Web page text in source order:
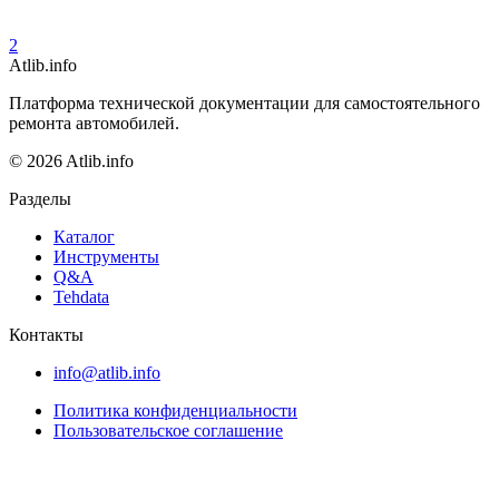
2
Atlib.info
Платформа технической документации для самостоятельного
ремонта автомобилей.
© 2026 Atlib.info
Разделы
Каталог
Инструменты
Q&A
Tehdata
Контакты
info@atlib.info
Политика конфиденциальности
Пользовательское соглашение